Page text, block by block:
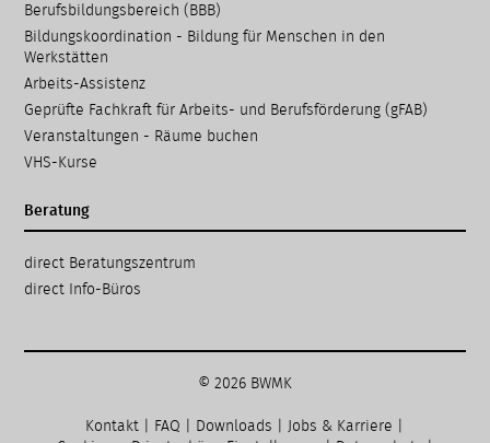
Berufsbildungsbereich (BBB)
Bildungskoordination - Bildung für Menschen in den
Werkstätten
Arbeits-Assistenz
Geprüfte Fachkraft für Arbeits- und Berufsförderung (gFAB)
Veranstaltungen - Räume buchen
VHS-Kurse
Beratung
Navigation
überspringen
direct Beratungs­zentrum
direct Info-Büros
© 2026 BWMK
Kontakt FAQ Downloads Jobs & Karriere